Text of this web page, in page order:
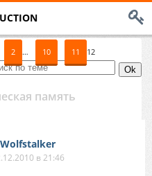
2 … 10 11 12
память
Wolfstalker
в 21:46